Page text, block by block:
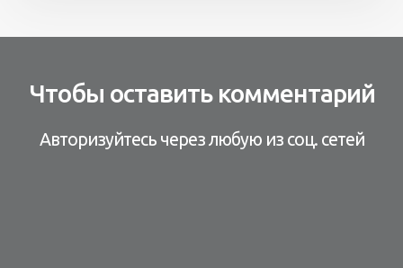
Чтобы оставить комментарий
Авторизуйтесь через любую из соц. сетей